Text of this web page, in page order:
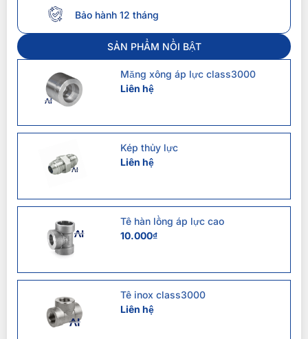
Bảo hành 12 tháng
SẢN PHẨM NỔI BẬT
Măng xông áp lực class3000
Liên hệ
Kép thủy lực
Liên hệ
Tê hàn lồng áp lực cao
10.000₫
Tê inox class3000
Liên hệ